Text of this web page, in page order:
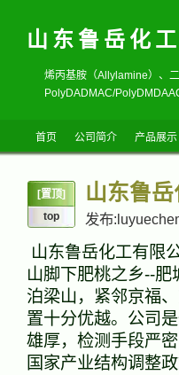
山东鲁岳化
烯丙基胺（Allylamine）、
PolyDADMAC/
首页 公司简介 产品展示
[置顶]
top
山东鲁
发布
山东鲁岳化工有限
山脚下肥桃之乡--
泊梁山，紧邻京福
置十分优越。公司
雄厚，检测手段严
国家产业结构调整